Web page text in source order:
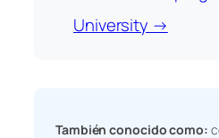
University →
También conocido como: